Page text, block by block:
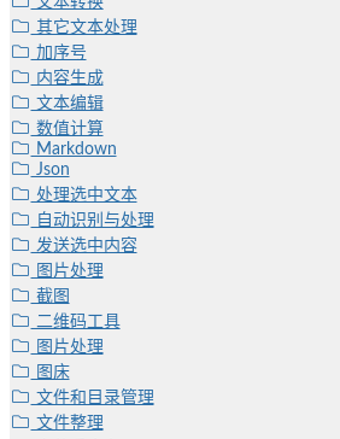
其它文本处理
加序号
内容生成
文本编辑
数值计算
Markdown
Json
处理选中文本
自动识别与处理
发送选中内容
图片处理
截图
二维码工具
图片处理
图床
文件和目录管理
文件整理